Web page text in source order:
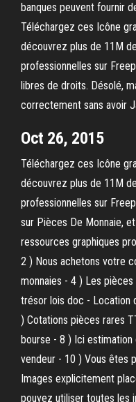
banques peuvent fournir
Téléchargez ces Icône
découvrez plus de 11M
professionnelles sur
libres de droits. Désolé,
correctement sans avoir
Oct 26, 2015
Téléchargez ces Icône
découvrez plus de 11M
professionnelles sur
sur Pièces De Monnaie,
ressources graphiques
2 ) Nous achetons votre
monnaies - 4 ) Les
trésor lois doc - Location
) Cotations pièces rares
bourse - 8 ) Ici estimation
vendeur - 10 ) Vous êtes
Images explicitement
pouvez utiliser toutes les